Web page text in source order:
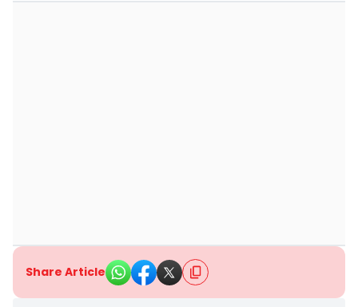
Share Article